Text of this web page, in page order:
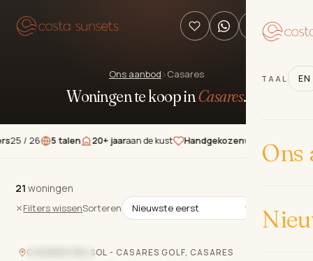
TAAL EN
Ons
Ons aanbod ›Casares
Woningen te koop inCasares.
5 talen 20+ jaaraan de kust Handgekozenwoningen ★★★★★
21woningen
21 woningen
Filters wissenSorteren
CASARES DEL SOL - CASARES GOLF, CASARES